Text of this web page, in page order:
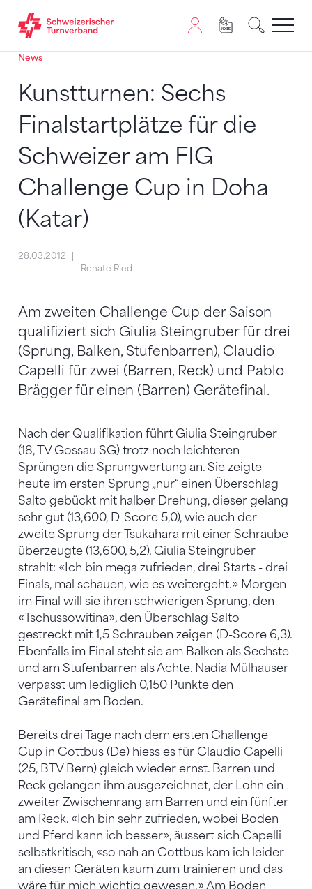
Zum Inhalt springen
Zur Sitemap navigieren
Zum Navigieren dieser Seite wird JavaScript benötigt.
News
Kunstturnen: Sechs
Finalstartplätze für die
Schweizer am FIG
Challenge Cup in Doha
(Katar)
28.03.2012
Renate Ried
Am zweiten Challenge Cup der Saison
qualifiziert sich Giulia Steingruber für drei
(Sprung, Balken, Stufenbarren), Claudio
Capelli für zwei (Barren, Reck) und Pablo
Brägger für einen (Barren) Gerätefinal.
Nach der Qualifikation führt Giulia Steingruber
(18, TV Gossau SG) trotz noch leichteren
Sprüngen die Sprungwertung an. Sie zeigte
heute im ersten Sprung „nur“ einen Überschlag
Salto gebückt mit halber Drehung, dieser gelang
sehr gut (13,600, D-Score 5,0), wie auch der
zweite Sprung der Tsukahara mit einer Schraube
überzeugte (13,600, 5,2). Giulia Steingruber
strahlt: «Ich bin mega zufrieden, drei Starts - drei
Finals, mal schauen, wie es weitergeht.» Morgen
im Final will sie ihren schwierigen Sprung, den
«Tschussowitina», den Überschlag Salto
gestreckt mit 1,5 Schrauben zeigen (D-Score 6,3).
Ebenfalls im Final steht sie am Balken als Sechste
und am Stufenbarren als Achte. Nadia Mülhauser
verpasst um lediglich 0,150 Punkte den
Gerätefinal am Boden.
Bereits drei Tage nach dem ersten Challenge
Cup in Cottbus (De) hiess es für Claudio Capelli
(25, BTV Bern) gleich wieder ernst. Barren und
Reck gelangen ihm ausgezeichnet, der Lohn ein
zweiter Zwischenrang am Barren und ein fünfter
am Reck. «Ich bin sehr zufrieden, wobei Boden
und Pferd kann ich besser», äussert sich Capelli
selbstkritisch, «so nah an Cottbus kam ich leider
an diesen Geräten kaum zum trainieren und das
wäre für mich wichtig gewesen.» Am Boden